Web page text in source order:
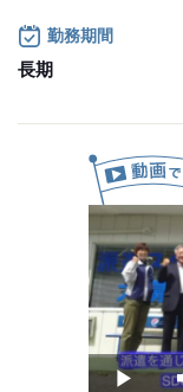
勤務期間
長期
Play